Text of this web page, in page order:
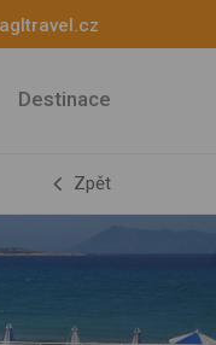
Destinace
Zpět